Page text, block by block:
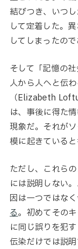
結びつき、いつ
して定着した。
してしまったので
そして「記憶の
人から人へと伝
（Elizabeth
は、事後に得た
現象だ。それが
模に起きていると
ただし、これら
には説明しない
因は一つではな
る。初めてその
に同じ誤りを犯
伝染だけでは説